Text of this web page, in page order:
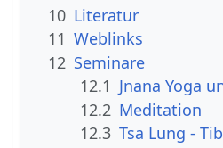
10 Literatur
11 Weblinks
12 Seminare
12.1 Jnana Yoga
12.2 Meditation
12.3 Tsa Lung -